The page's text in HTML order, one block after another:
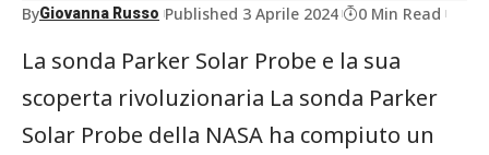
ByGiovanna Russo Published 3 Aprile 2024 0 Min Read
La sonda Parker Solar Probe e la sua
scoperta rivoluzionaria La sonda Parker
Solar Probe della NASA ha compiuto un